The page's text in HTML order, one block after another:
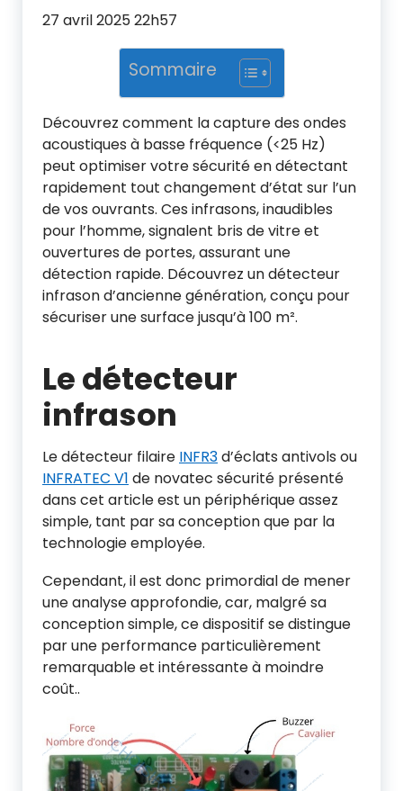
27 avril 2025 22h57
Sommaire
Découvrez comment la capture des ondes
acoustiques à basse fréquence (<25 Hz)
peut optimiser votre sécurité en détectant
rapidement tout changement d’état sur l’un
de vos ouvrants. Ces infrasons, inaudibles
pour l’homme, signalent bris de vitre et
ouvertures de portes, assurant une
détection rapide. Découvrez un détecteur
infrason d’ancienne génération, conçu pour
sécuriser une surface jusqu’à 100 m².
Le détecteur
infrason
Le détecteur filaire INFR3d’éclats antivols ou
INFRATEC V1 de novatec sécurité présenté
dans cet article est un périphérique assez
simple, tant par sa conception que par la
technologie employée.
Cependant, il est donc primordial de mener
une analyse approfondie, car, malgré sa
conception simple, ce dispositif se distingue
par une performance particulièrement
remarquable et intéressante à moindre
coût..